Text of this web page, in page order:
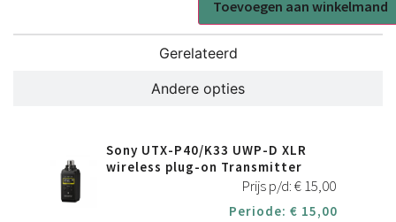
Toevoegen aan winkelmand
Gerelateerd
Andere opties
Sony UTX-P40/K33 UWP-D XLR
wireless plug-on Transmitter
Prijs p/d:€15,00
Periode: € 15,00